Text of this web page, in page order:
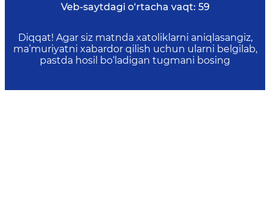
Veb-saytdagi o‘rtacha vaqt: 59
Diqqat! Agar siz matnda xatoliklarni aniqlasangiz,
ma’muriyatni xabardor qilish uchun ularni belgilab,
pastda hosil bo‘ladigan tugmani bosing